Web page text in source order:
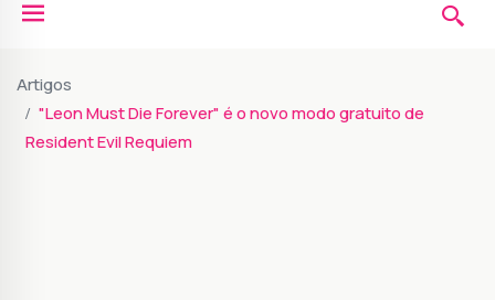
Artigos
"Leon Must Die Forever" é o novo modo gratuito de
Resident Evil Requiem